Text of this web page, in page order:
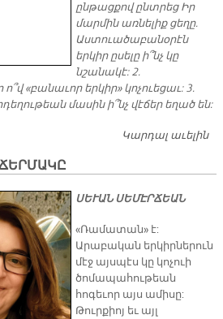
ընթացքով ընտրեց Իր
մարմին առնելիք ցեղը.
Աստուածաբանօրէն
երկիր ըսելը ի՞նչ կը
նշանակէ: 2.
«բանաւոր երկիր» կոչուեցաւ: 3.
մասին ի՞նչ վէճեր եղած են:
Կարդալ աւելին
ՍԵՒԱՆ ՍԵՄԷՐՃԵԱՆ
«Ռամատան» է:
Արաբական երկիրներուն
մէջ այսպէս կը կոչուի
ծոմապահութեան
հոգեւոր այս ամիսը:
Թուրքիոյ եւ այլ